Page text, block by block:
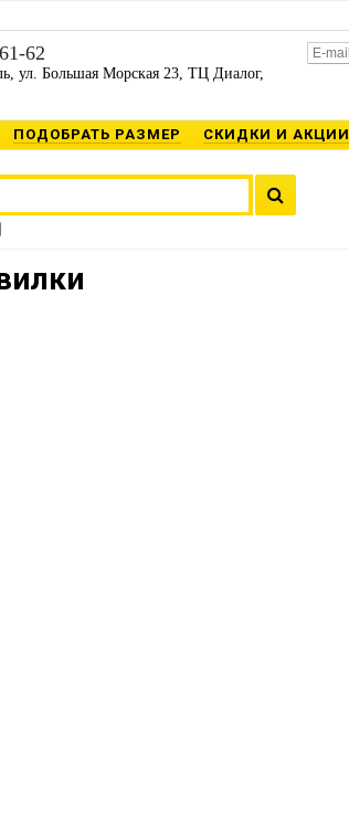
62
ул. Большая Морская 23, ТЦ Диалог,
ПОДОБРАТЬ РАЗМЕР СКИДКИ И АКЦИИ